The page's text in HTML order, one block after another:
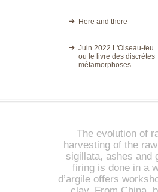
Here and there
Juin 2022 L'Oiseau-feu
ou le livre des discrètes
métamorphoses
The evolution of
harvesting of the
sigillata, ashes and
firing is done in a
d’argile offers